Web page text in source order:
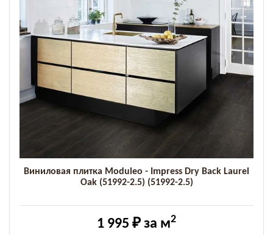
Виниловая плитка Moduleo - Impress Dry Back Laurel
Oak (51992-2.5) (51992-2.5)
1 995 ₽ за м2